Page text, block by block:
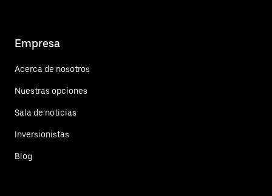
Empresa
Acerca de nosotros
Nuestras opciones
Sala de noticias
Inversionistas
Blog